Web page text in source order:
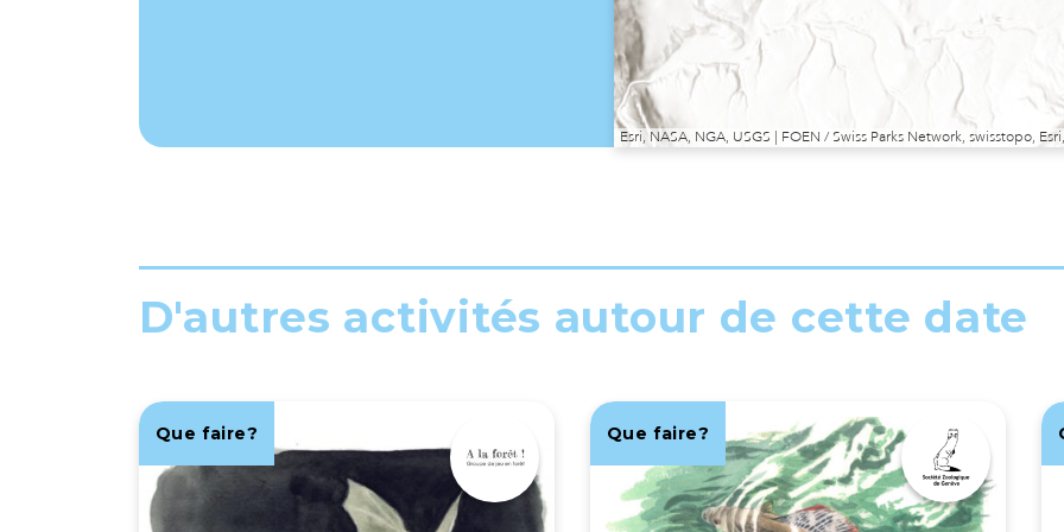
Esri, NASA, NGA, USGS | FOEN / Swiss Parks Network, swisstopo,
D'autres activités autour de cette date
Que faire? Que faire?